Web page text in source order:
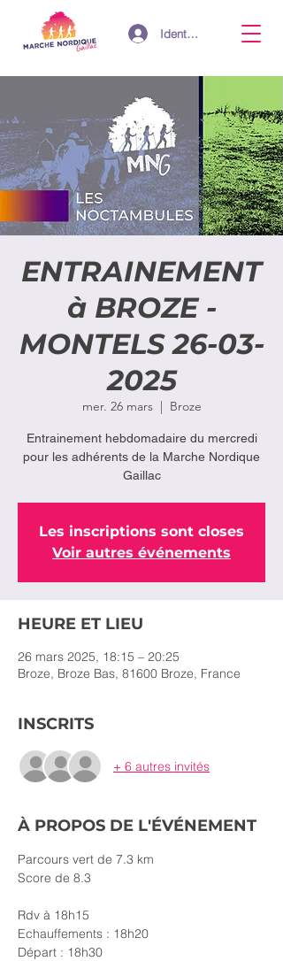
Identifiant
ENTRAINEMENT
à BROZE -
MONTELS 26-03-
2025
mer. 26 mars
  |
Broze
Entrainement hebdomadaire du mercredi
pour les adhérents de la Marche Nordique
Gaillac
Les inscriptions sont closes
Voir autres événements
HEURE ET LIEU
26 mars 2025, 18:15 – 20:25
Broze, Broze Bas, 81600 Broze, France
INSCRITS
+ 6 autres invités
À PROPOS DE L'ÉVÉNEMENT
Parcours vert de 7.3 km
Score de 8.3
Rdv à 18h15
Echauffements : 18h20
Départ : 18h30